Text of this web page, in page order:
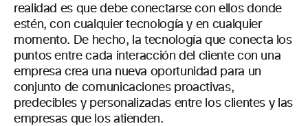
realidad es que debe conectarse con ellos donde
estén, con cualquier tecnología y en cualquier
momento. De hecho, la tecnología que conecta los
puntos entre cada interacción del cliente con una
empresa crea una nueva oportunidad para un
conjunto de comunicaciones proactivas,
predecibles y personalizadas entre los clientes y las
empresas que los atienden.